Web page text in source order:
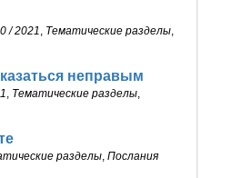
/ 2021 Тематические разделы
неправым
Тематические разделы
разделы ,Послания